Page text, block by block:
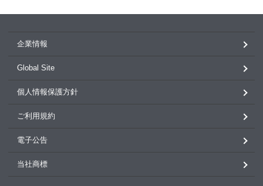
企業情報
Global Site
個人情報保護方針
ご利用規約
電子公告
当社商標